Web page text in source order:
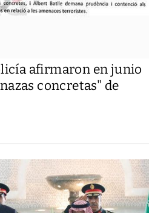
afirmaron en junio
concretas" de